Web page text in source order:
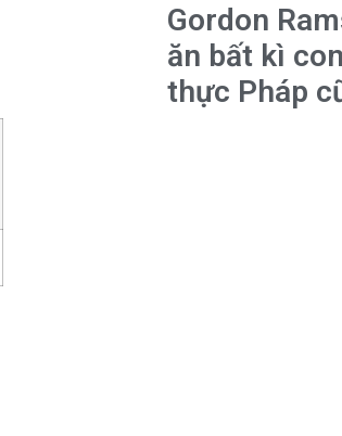
Gordon
ăn bất kì
thực Pháp